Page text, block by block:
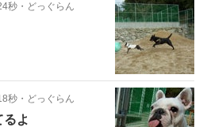
秒 ・ どっぐらん
秒 ・ どっぐらん
よ